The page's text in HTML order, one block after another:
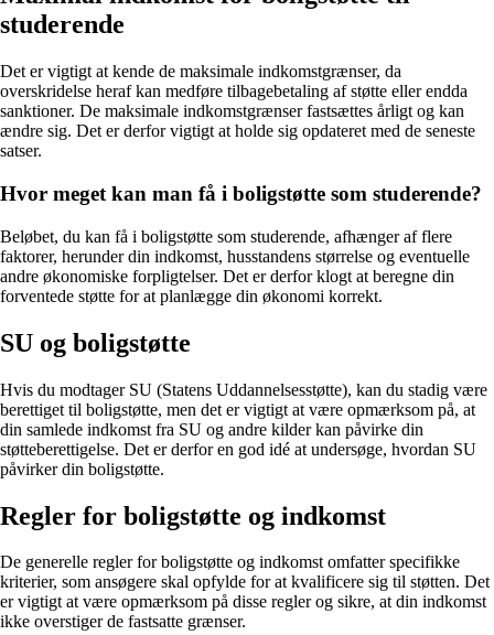
studerende
Det er vigtigt at kende de maksimale indkomstgrænser, da
overskridelse heraf kan medføre tilbagebetaling af støtte eller endda
sanktioner. De maksimale indkomstgrænser fastsættes årligt og kan
ændre sig. Det er derfor vigtigt at holde sig opdateret med de seneste
satser.
Hvor meget kan man få i boligstøtte som studerende?
Beløbet, du kan få i boligstøtte som studerende, afhænger af flere
faktorer, herunder din indkomst, husstandens størrelse og eventuelle
andre økonomiske forpligtelser. Det er derfor klogt at beregne din
forventede støtte for at planlægge din økonomi korrekt.
SU og boligstøtte
Hvis du modtager SU (Statens Uddannelsesstøtte), kan du stadig være
berettiget til boligstøtte, men det er vigtigt at være opmærksom på, at
din samlede indkomst fra SU og andre kilder kan påvirke din
støtteberettigelse. Det er derfor en god idé at undersøge, hvordan SU
påvirker din boligstøtte.
Regler for boligstøtte og indkomst
De generelle regler for boligstøtte og indkomst omfatter specifikke
kriterier, som ansøgere skal opfylde for at kvalificere sig til støtten. Det
er vigtigt at være opmærksom på disse regler og sikre, at din indkomst
ikke overstiger de fastsatte grænser.